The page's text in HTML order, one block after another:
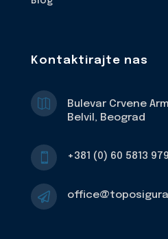
Kontaktirajte nas

Bulevar Crvene
Belvil, Beograd
 +381 (0) 60 5813 979
